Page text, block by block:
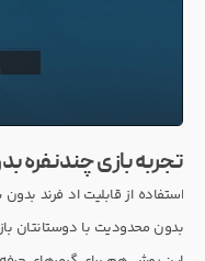
تجربه بازی چندنفره
بدون محدودیت با دوستانتان